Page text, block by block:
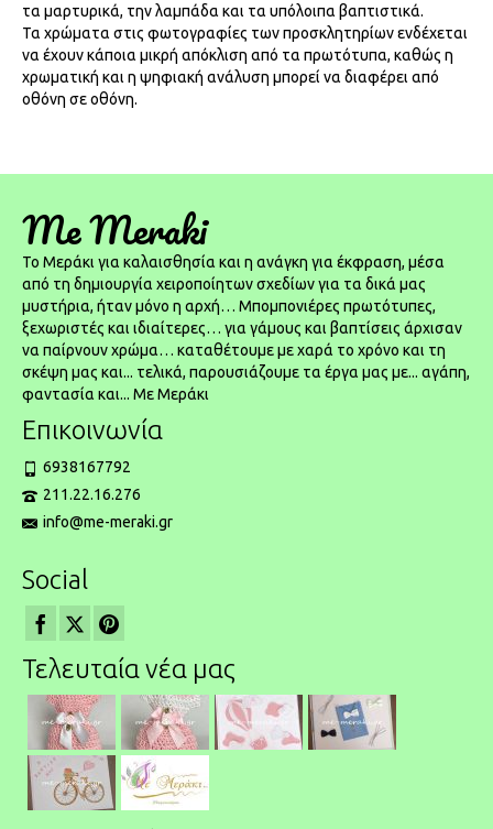
τα μαρτυρικά, την λαμπάδα και τα υπόλοιπα βαπτιστικά.
Τα χρώματα στις φωτογραφίες των προσκλητηρίων ενδέχεται
να έχουν κάποια μικρή απόκλιση από τα πρωτότυπα, καθώς η
χρωματική και η ψηφιακή ανάλυση μπορεί να διαφέρει από
οθόνη σε οθόνη.
Me Meraki
To Μεράκι για καλαισθησία και η ανάγκη για έκφραση, μέσα
από τη δημιουργία χειροποίητων σχεδίων για τα δικά μας
μυστήρια, ήταν μόνο η αρχή… Μπομπονιέρες πρωτότυπες,
ξεχωριστές και ιδιαίτερες… για γάμους και βαπτίσεις άρχισαν
να παίρνουν χρώμα… καταθέτουμε με χαρά το χρόνο και τη
σκέψη μας και... τελικά, παρουσιάζουμε τα έργα μας με... αγάπη,
φαντασία και... Με Μεράκι
Επικοινωνία
6938167792
211.22.16.276
info@me-meraki.gr
Social
Τελευταία νέα μας